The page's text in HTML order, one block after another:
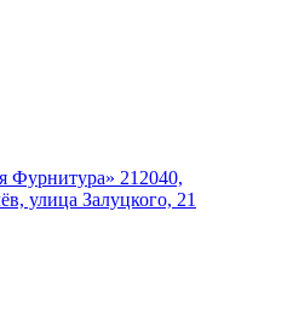
Фурнитура» 212040,
улица Залуцкого, 21